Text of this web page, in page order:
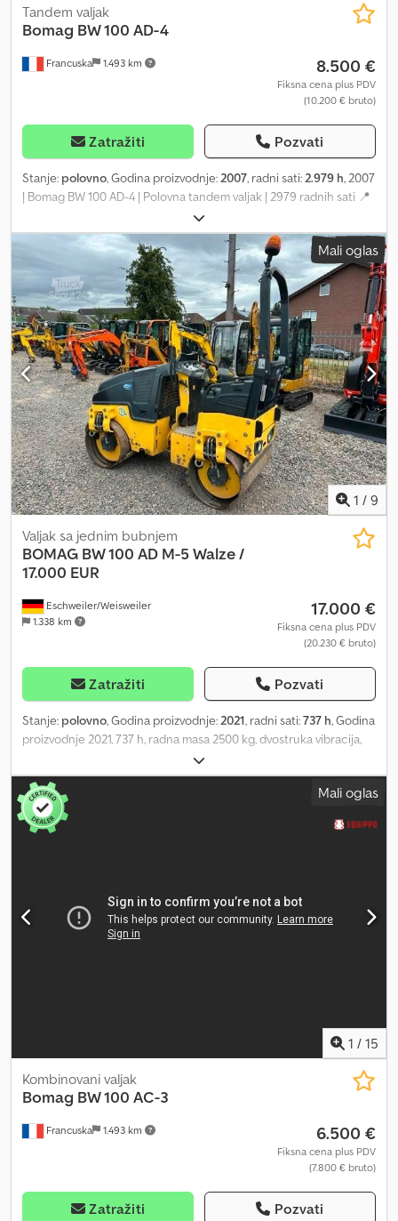
Francuska 1.493 km
Tandem valjak
Bomag BW 100 AD-4
8.500 €
Fiksna cena plus PDV
(10.200 € bruto)
Zatražiti Pozvati
Stanje: polovno, Godina proizvodnje: 2007, radni sati: 2.979 h, 2007
| Bomag BW 100 AD-4 | Polovna tandem valjak | 2979 radnih sati 📍
Lokacija: Francuska 🚛 Dostava moguća do vaše destinacije –
Koristite naš kalkulator transporta za procenu troškova! 💰 Kupi
odmah za EUR 8500 ili pošaljite ponudu. Plaćanje pri isporuci
dostupno uz pristupačnu naknadu (podložno odobrenju)* 👷‍♂️
Provereno od strane nezavisnog stručnjaka 43 inspekcijske tačke,
41 odobrena ✅ 2 neispravne ℹ️ 0 kvarova ⚠️ 📌 Komentar
inspektora: Dobra mašina, par ogrebotina i sumnja na manja
hidraulična curenja. 📄 Želite da vidite kompletnu inspekciju,
dodatne fotografije ili video? Savet: Referenca "40960 Equippo"
se često koristi za pretragu dodatnih informacija na internetu.
Dcedpezgw E Isfx Andek 💡 Zašto izabrati ovu mašinu i našu
uslugu: ✔ Detaljna provera od strane profesionalaca ✔ Dostava
direktno na gradilište ✔ Garancija povrata novca ✔ Sigurne i
fleksibilne opcije plaćanja 🔄 Razmatrate druge opcije opreme?
Nudimo korisne alate i resurse za sve vlasnike i operatere opreme
– lako dostupni na našoj platformi.
Mali oglas
1 / 9
Eschweiler/Weisweiler
1.338 km
Valjak sa jednim bubnjem
BOMAG BW 100 AD M-5 Walze /
17.000 EUR
17.000 €
Fiksna cena plus PDV
(20.230 € bruto)
Zatražiti Pozvati
Stanje: polovno, Godina proizvodnje:2021, radni sati:737 h, Godina
proizvodnje 2021, 737 h, radna masa 2500 kg, dvostruka vibracija,
radna širina 1000 mm, snaga motora 15,5 kW, po 2 čistača po valjku,
ROPS / zaštitni okvir, hitno zaustavljanje, pokazivač goriva, prskanje
vodom. Neto cena: 17.000 EUR, PDV 19%, bruto cena: 20.230 EUR
Ispravke i međuprodaja su mogući! Dodatne informacije: Tip:
tandem valjak Snaga: 15 kW (21 KS) Dcedpfx Aszit Nnjndok Za više
Mali oglas
1 / 15
Francuska 1.493 km
Kombinovani valjak
Bomag BW 100 AC-3
6.500 €
Fiksna cena plus PDV
(7.800 € bruto)
Zatražiti Pozvati